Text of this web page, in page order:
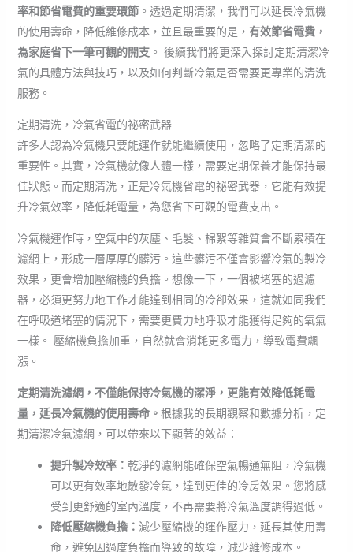
率和節省電費的重要環節。透過定期清潔，我們可以延長冷氣機
的使用壽命，降低維修成本，並且最重要的是， 有效節省電費，
為家庭省下一筆可觀的開支。 後續我們將更深入探討定期清潔冷
氣的具體方法與技巧，以及如何判斷冷氣是否需要更專業的清洗
服務。
定期清洗，冷氣省電的祕密武器
許多人認為冷氣機只要能運作就能繼續使用，忽略了定期清潔的
重要性。其實，冷氣機就像人體一樣，需要定期保養才能保持最
佳狀態。而定期清洗，正是冷氣機省電的祕密武器，它能有效提
升冷氣效率，降低耗電量，為您省下可觀的電費支出。
冷氣機運作時，空氣中的灰塵、毛髮、棉絮等雜質會不斷累積在
濾網上，形成一層厚厚的髒污。這些髒污不僅會影響冷氣的製冷
效果，更會增加壓縮機的負擔。想像一下，一個被堵塞的過濾
器，必須更努力地工作才能達到相同的冷卻效果，這就如同我們
在呼吸道堵塞的情況下，需要更費力地呼吸才能獲得足夠的氧氣
一樣。 壓縮機負擔加重，自然就會消耗更多電力，導致電費飆
漲。
定期清洗濾網，不僅能保持冷氣機的潔淨，更能有效降低耗電
量，延長冷氣機的使用壽命。 根據我的長期觀察和數據分析，定
期清潔冷氣濾網，可以帶來以下顯著的效益：
提升製冷效率： 乾淨的濾網能確保空氣暢通無阻，冷氣機
可以更有效率地散發冷氣，達到更佳的冷房效果。您將感
受到更舒適的室內溫度，不再需要將冷氣溫度調得過低。
降低壓縮機負擔： 減少壓縮機的運作壓力，延長其使用壽
命，避免因過度負擔而導致的故障，減少維修成本。